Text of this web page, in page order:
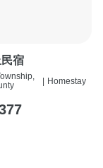
宿
Homestay